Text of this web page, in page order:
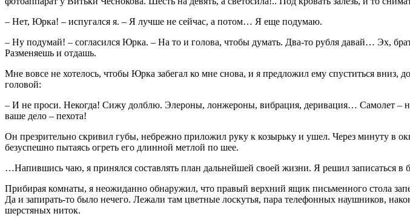
– Нет, Юрка! – испугался я. – Я лучше не сейчас, а потом… Я еще подумаю.
– Ну подумай! – согласился Юрка. – На то и голова, чтобы думать. Два-то рубля давай… Эх,
Разменяешь и отдашь.
Мне вовсе не хотелось, чтобы Юрка забегал ко мне снова, и я предложил ему спуститься
головой:
– И не проси. Некогда! Сижу долблю. Элероны, лонжероны, вибрация, деривация… Самолет –
ваше дело – пехота!
Он презрительно скривил губы, небрежно приложил руку к козырьку и ушел. Через минуту в
безуспешно пытаясь огреть его длинной метлой по шее.
…Напившись чаю, я принялся составлять план дальнейшей своей жизни. Я решил записаться
Прибирая комнаты, я неожиданно обнаружил, что правый верхний ящик письменного стола
Да и запирать-то было нечего. Лежали там цветные лоскутья, пара телефонных наушников,
шерстяных ниток.